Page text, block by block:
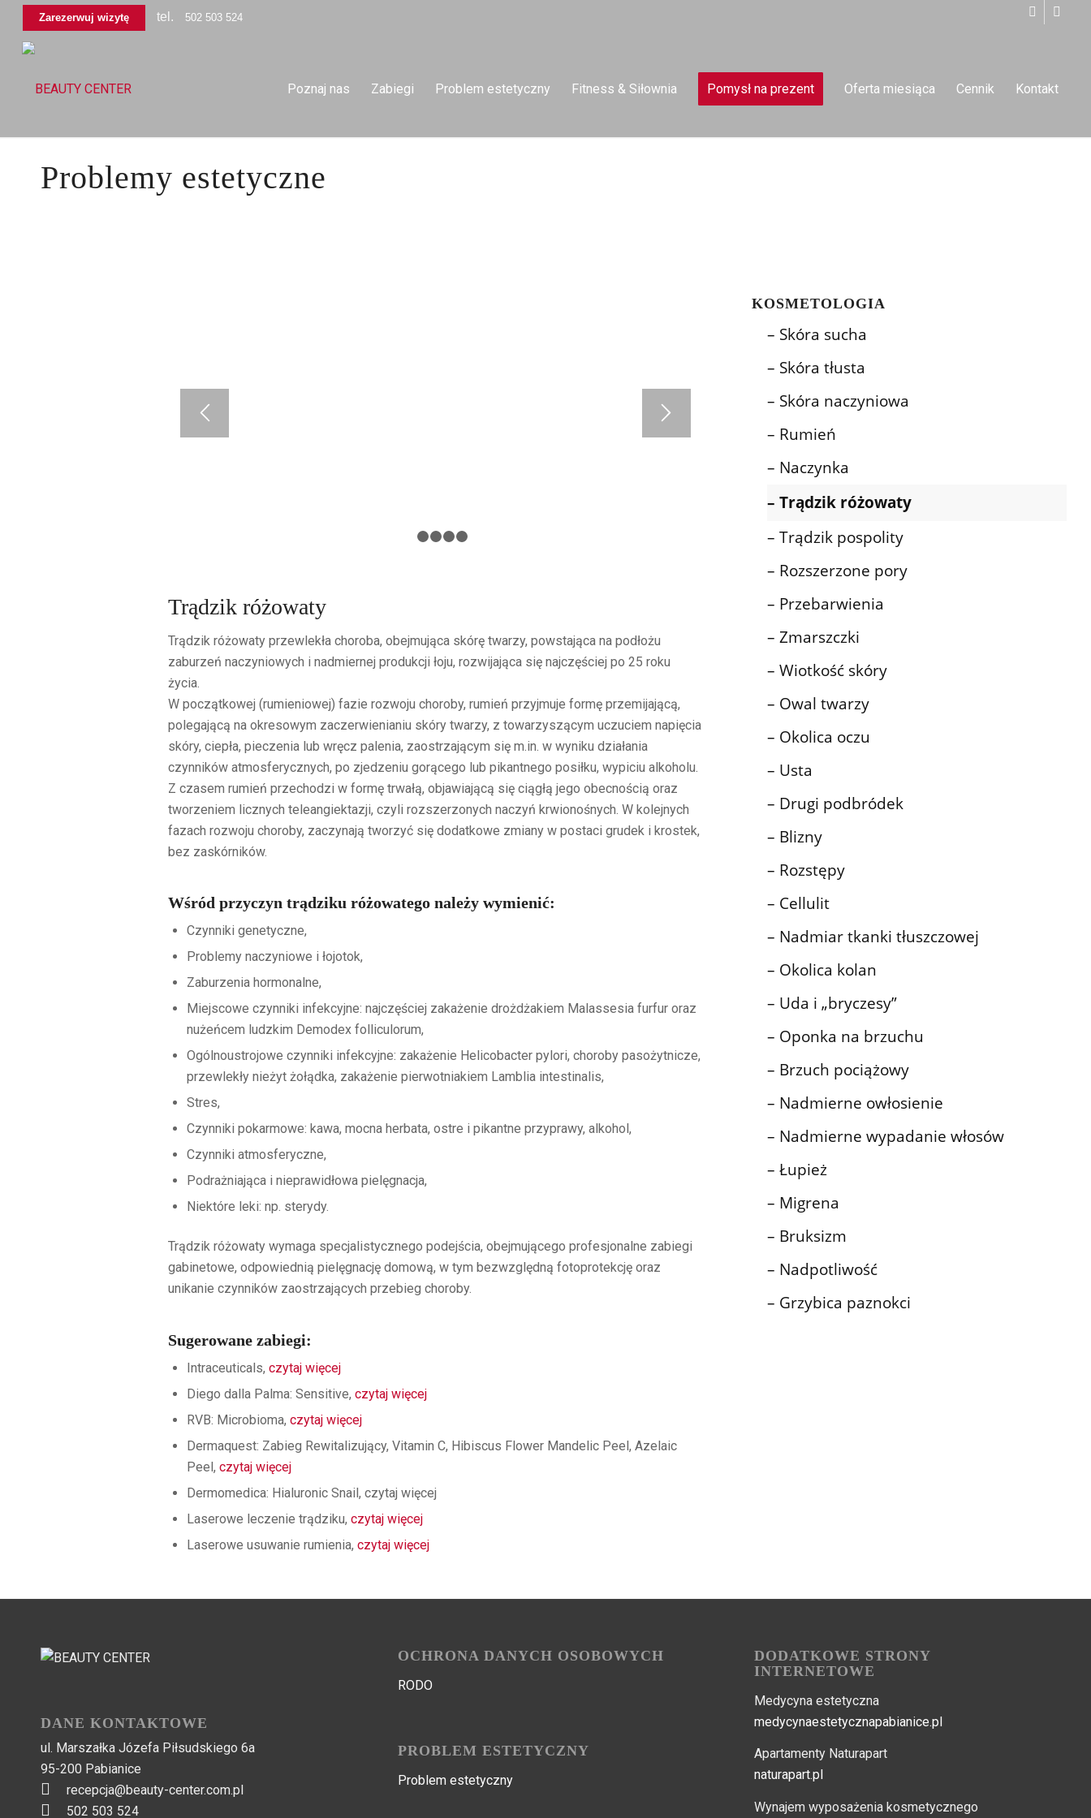
Zarezerwuj wizytę tel. 502 503 524
Poznaj nas Zabiegi Problem estetyczny Fitness & Siłownia Pomysł na prezent Oferta miesiąca Cennik Kontakt
Problemy estetyczne
Trądzik różowaty
Trądzik różowaty przewlekła choroba, obejmująca skórę twarzy, powstająca na podłożu
zaburzeń naczyniowych i nadmiernej produkcji łoju, rozwijająca się najczęściej po 25 roku
życia.
W początkowej (rumieniowej) fazie rozwoju choroby, rumień przyjmuje formę przemijającą,
polegającą na okresowym zaczerwienianiu skóry twarzy, z towarzyszącym uczuciem napięcia
skóry, ciepła, pieczenia lub wręcz palenia, zaostrzającym się m.in. w wyniku działania
czynników atmosferycznych, po zjedzeniu gorącego lub pikantnego posiłku, wypiciu alkoholu.
Z czasem rumień przechodzi w formę trwałą, objawiającą się ciągłą jego obecnością oraz
tworzeniem licznych teleangiektazji, czyli rozszerzonych naczyń krwionośnych. W kolejnych
fazach rozwoju choroby, zaczynają tworzyć się dodatkowe zmiany w postaci grudek i krostek,
bez zaskórników.
Wśród przyczyn trądziku różowatego należy wymienić:
Czynniki genetyczne,
Problemy naczyniowe i łojotok,
Zaburzenia hormonalne,
Miejscowe czynniki infekcyjne: najczęściej zakażenie drożdżakiem Malassesia furfur oraz
nużeńcem ludzkim Demodex folliculorum,
Ogólnoustrojowe czynniki infekcyjne: zakażenie Helicobacter pylori, choroby pasożytnicze,
przewlekły nieżyt żołądka, zakażenie pierwotniakiem Lamblia intestinalis,
Stres,
Czynniki pokarmowe: kawa, mocna herbata, ostre i pikantne przyprawy, alkohol,
Czynniki atmosferyczne,
Podrażniająca i nieprawidłowa pielęgnacja,
Niektóre leki: np. sterydy.
Trądzik różowaty wymaga specjalistycznego podejścia, obejmującego profesjonalne zabiegi
gabinetowe, odpowiednią pielęgnację domową, w tym bezwzględną fotoprotekcję oraz
unikanie czynników zaostrzających przebieg choroby.
Sugerowane zabiegi:
Intraceuticals, czytaj więcej
Diego dalla Palma: Sensitive,czytaj więcej
RVB: Microbioma,czytaj więcej
Dermaquest: Zabieg Rewitalizujący, Vitamin C, Hibiscus Flower Mandelic Peel, Azelaic
Peel,czytaj więcej
Dermomedica: Hialuronic Snail, czytaj więcej
Laserowe leczenie trądziku,czytaj więcej
Laserowe usuwanie rumienia,czytaj więcej
KOSMETOLOGIA
– Skóra sucha
– Skóra tłusta
– Skóra naczyniowa
– Rumień
– Naczynka
– Trądzik różowaty
– Trądzik pospolity
– Rozszerzone pory
– Przebarwienia
– Zmarszczki
– Wiotkość skóry
– Owal twarzy
– Okolica oczu
– Usta
– Drugi podbródek
– Blizny
– Rozstępy
– Cellulit
– Nadmiar tkanki tłuszczowej
– Okolica kolan
– Uda i „bryczesy”
– Oponka na brzuchu
– Brzuch pociążowy
– Nadmierne owłosienie
– Nadmierne wypadanie włosów
– Łupież
– Migrena
– Bruksizm
– Nadpotliwość
– Grzybica paznokci
DANE KONTAKTOWE
ul. Marszałka Józefa Piłsudskiego 6a
95-200 Pabianice
recepcja@beauty-center.com.pl
502 503 524
OCHRONA DANYCH OSOBOWYCH
RODO
PROBLEM ESTETYCZNY
Problem estetyczny
DODATKOWE STRONY
INTERNETOWE
Medycyna estetyczna
medycynaestetycznapabianice.pl
Apartamenty Naturapart
naturapart.pl
Wynajem wyposażenia kosmetycznego